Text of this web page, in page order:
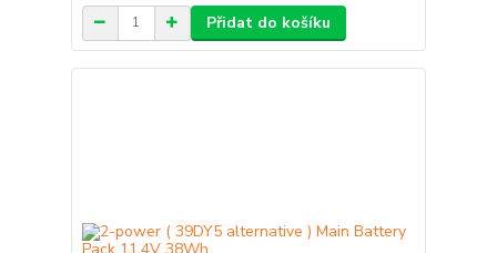
Přidat do košíku